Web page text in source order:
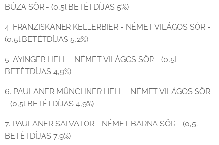
BÚZA SÖR - (0,5l BETÉTDÍJAS 5%)
4. FRANZISKANER KELLERBIER - NÉMET VILÁGOS SÖR -
(0,5l BETÉTDÍJAS 5,2%)
5. AYINGER HELL - NÉMET VILÁGOS SÖR - (0,5L
BETÉTDÍJAS 4,9%)
6. PAULANER MÜNCHNER HELL - NÉMET VILÁGOS SÖR
- (0,5l BETÉTDÍJAS 4,9%)
7. PAULANER SALVATOR - NÉMET BARNA SÖR - (0,5l
BETÉTDÍJAS 7,9%)